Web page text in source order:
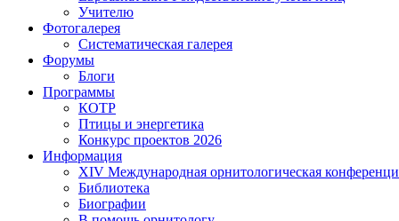
Учителю
Фотогалерея
Систематическая галерея
Форумы
Блоги
Программы
КОТР
Птицы и энергетика
Конкурс проектов 2026
Информация
XIV Международная орнитологическая
Библиотека
Биографии